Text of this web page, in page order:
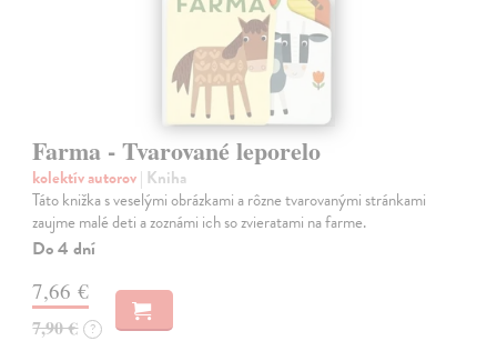
Farma - Tvarované leporelo
kolektív autorov| Kniha
Táto knižka s veselými obrázkami a rôzne tvarovanými stránkami
zaujme malé deti a zoznámi ich so zvieratami na farme.
Do 4 dní
7,66 €
7,90 € ?